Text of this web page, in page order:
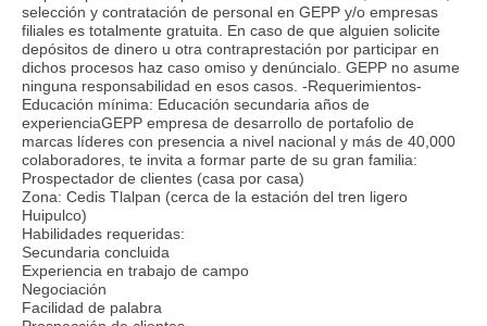
selección y contratación de personal en GEPP y/o empresas
filiales es totalmente gratuita. En caso de que alguien solicite
depósitos de dinero u otra contraprestación por participar en
dichos procesos haz caso omiso y denúncialo. GEPP no asume
ninguna responsabilidad en esos casos. -Requerimientos-
Educación mínima: Educación secundaria años de
experienciaGEPP empresa de desarrollo de portafolio de
marcas líderes con presencia a nivel nacional y más de 40,000
colaboradores, te invita a formar parte de su gran familia:
Prospectador de clientes (casa por casa)
Zona: Cedis Tlalpan (cerca de la estación del tren ligero
Huipulco)
Habilidades requeridas:
Secundaria concluida
Experiencia en trabajo de campo
Negociación
Facilidad de palabra